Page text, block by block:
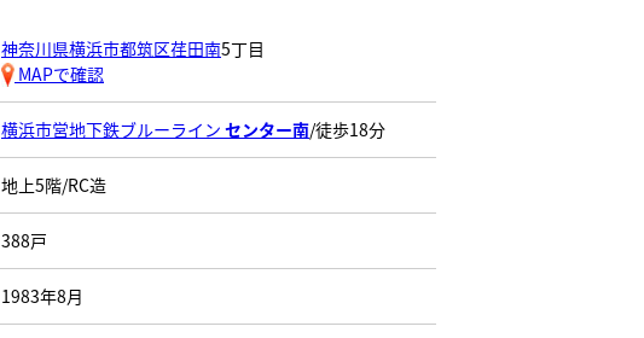
神奈川県横浜市都筑区荏田南5丁目
MAPで確認
横浜市営地下鉄ブルーライン センター南/徒歩18分
地上5階/RC造
388戸
1983年8月